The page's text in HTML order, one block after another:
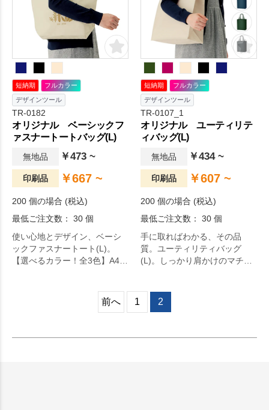
のお稽古バッグとしても長年
人気の商品です。会社名やブ
ランドロゴなどがしっかりと
アピールできる広いデザイン
スペースと落ち着いた色味の
カラー展開がおすすめポイン
トとなっております。毎日の
生活をより快適に。
短納期
フルカラー
デザインツール
TR-0182
オリジナル ベーシックフ
ァスナートートバッグ(L)
無地品 ￥473 ~
印刷品 ￥667 ~
200 個の場合 (税込)
最低ご注文数： 30 個
使い心地とデザイン、ベーシ
ックファスナートート(L)。
【選べるカラー！全3色】A4サ
ー付なので安心して持ち運び
出来ます。本体色も3色展開で
短納期
フルカラー
デザインツール
TR-0107_1
オリジナル ユーティリテ
ィバッグ(L)
無地品 ￥434 ~
印刷品 ￥607 ~
200 個の場合 (税込)
最低ご注文数： 30 個
手に取ればわかる、その品
質。ユーティリティバッグ
(L)。しっかり肩かけのマチ付
て収容可能です。シックな色
前へ 1 2